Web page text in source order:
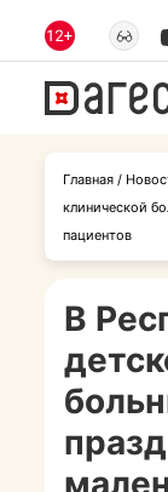
Главная /
клинической
пациентов
В